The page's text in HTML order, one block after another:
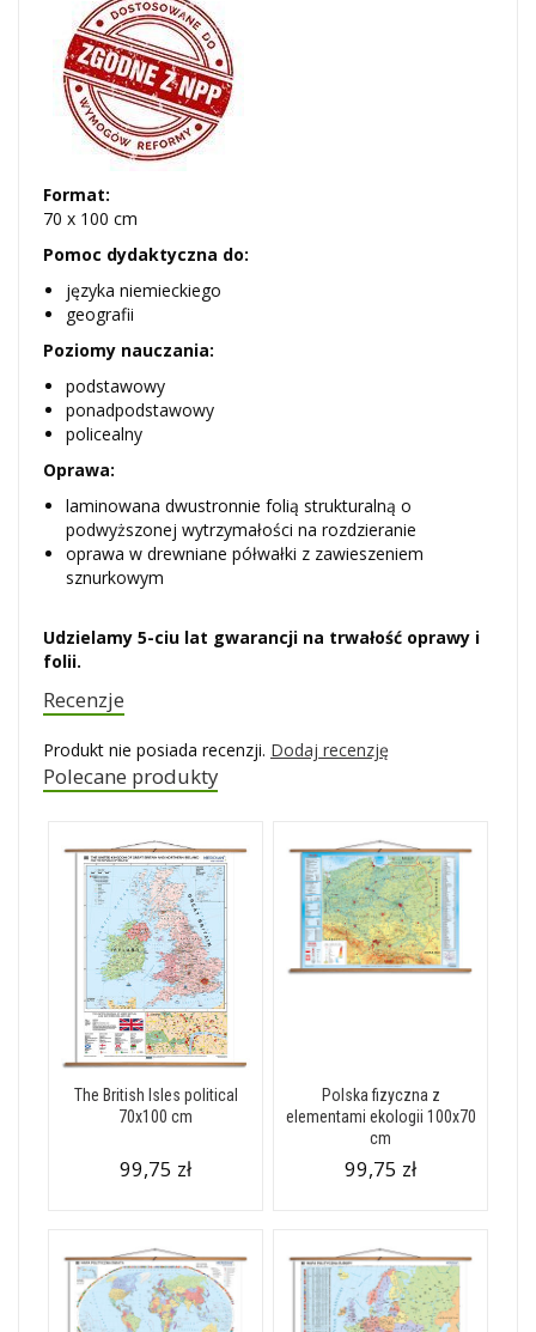
Format:
70 x 100 cm
Pomoc dydaktyczna do:
języka niemieckiego
geografii
Poziomy nauczania:
podstawowy
ponadpodstawowy
policealny
Oprawa:
laminowana dwustronnie folią strukturalną o
podwyższonej wytrzymałości na rozdzieranie
oprawa w drewniane półwałki z zawieszeniem
sznurkowym
Udzielamy 5-ciu lat gwarancji na trwałość oprawy i
folii.
Recenzje
Produkt nie posiada recenzji. Dodaj recenzję
Polecane produkty
The British Isles political
70x100 cm
99,75 zł
Polska fizyczna z
elementami ekologii 100x70
cm
99,75 zł